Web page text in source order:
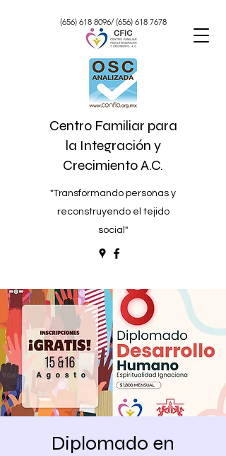
Centro Familiar para
la Integración y
Crecimiento A.C.
"Transformando personas y
reconstruyendo el tejido
social"
(656) 618 8096/(656) 618 7678
Diplomado en